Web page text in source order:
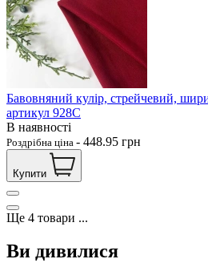
Бавовняний кулір, стрейчевий,
артикул 928С
В наявності
Роздрібна ціна - 448.95 грн
Купити
Ще 4 товари ...
Ви дивилися